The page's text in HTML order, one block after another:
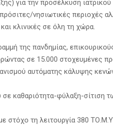
για την προσέλκυση ιατρικού
νησιωτικές περιοχές
κλινικές σε όλη τη χώρα.
της πανδημίας,
σε 15.000 στοχευμένες
αυτόματης κάλυψης
καθαριότητα-φύλαξη-σίτιση
στόχο τη λειτουργία 380